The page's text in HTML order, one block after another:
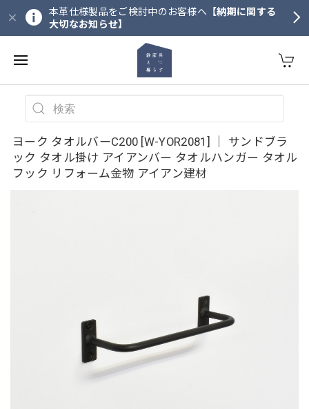
本革仕様製品をご検討中のお客様へ 【納期に関する
大切なお知らせ】
ヨーク タオルバーC200 [W-YOR2081] ｜ サンドブラ
ック タオル掛け アイアンバー タオルハンガー タオル
フック リフォーム金物 アイアン建材